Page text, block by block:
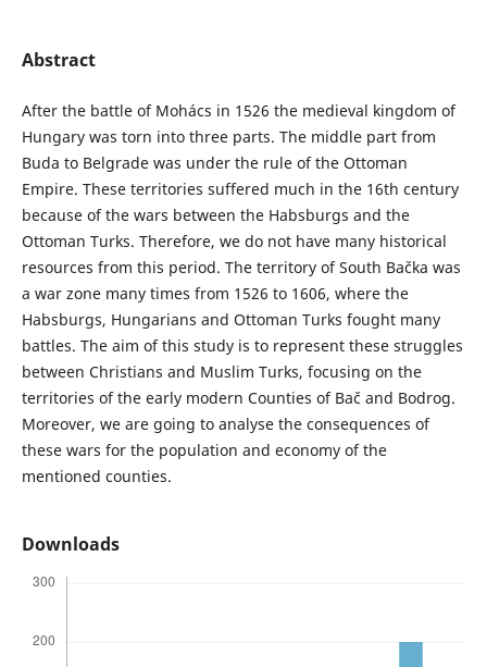
Abstract
After the battle of Mohács in 1526 the medieval kingdom of
Hungary was torn into three parts. The middle part from
Buda to Belgrade was under the rule of the Ottoman
Empire. These territories suffered much in the 16th century
because of the wars between the Habsburgs and the
Ottoman Turks. Therefore, we do not have many historical
resources from this period. The territory of South Bačka was
a war zone many times from 1526 to 1606, where the
Habsburgs, Hungarians and Ottoman Turks fought many
battles. The aim of this study is to represent these struggles
between Christians and Muslim Turks, focusing on the
territories of the early modern Counties of Bač and Bodrog.
Moreover, we are going to analyse the consequences of
these wars for the population and economy of the
mentioned counties.
Downloads